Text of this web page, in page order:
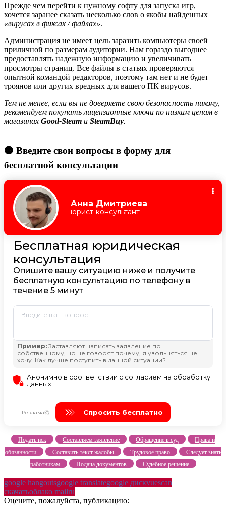
Прежде чем перейти к нужному софту для запуска игр,
хочется заранее сказать несколько слов о якобы найденных
«вирусах в фиксах / файлах».
Администрация не имеет цель заразить компьютеры своей
приличной по размерам аудитории. Нам гораздо выгоднее
предоставлять надежную информацию и увеличивать
просмотры страниц. Все файлы в статьях проверяются
опытной командой редакторов, поэтому там нет и не будет
троянов или других вредных для вашего ПК вирусов.
Тем не менее, если вы не доверяете свою безопасность никому,
рекомендуем покупать лицензионные ключи по низким ценам в
магазинах Good-Steam и SteamBuy.
🟠 Введите свои вопросы в форму для
бесплатной консультации
Подать иск Составляем заявление Обращение в суд
Права и
обязанности
Составить текст жалобы Трудовое право
Следует знать
работникам
Подача документов Судебное решение
google hangoutsgoogle translategoogle дискvuescan
скачатьоблако mailru
Оцените, пожалуйста, публикацию: